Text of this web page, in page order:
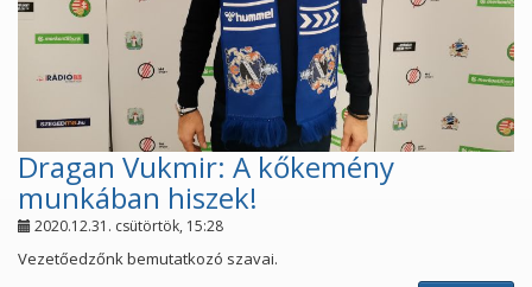
Dragan Vukmir: A kőkemény
munkában hiszek!
2020.12.31. csütörtök, 15:28
Vezetőedzőnk bemutatkozó szavai.